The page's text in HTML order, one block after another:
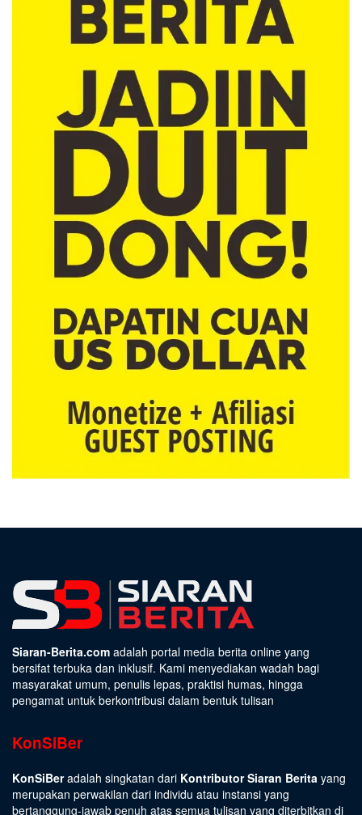
Siaran-Berita.com adalah portal media berita online yang
bersifat terbuka dan inklusif. Kami menyediakan wadah bagi
masyarakat umum, penulis lepas, praktisi humas, hingga
pengamat untuk berkontribusi dalam bentuk tulisan
KonSiBer
KonSiBeradalah singkatan dari Kontributor Siaran Berita yang
merupakan perwakilan dari individu atau instansi yang
bertanggung-jawab penuh atas semua tulisan yang diterbitkan di